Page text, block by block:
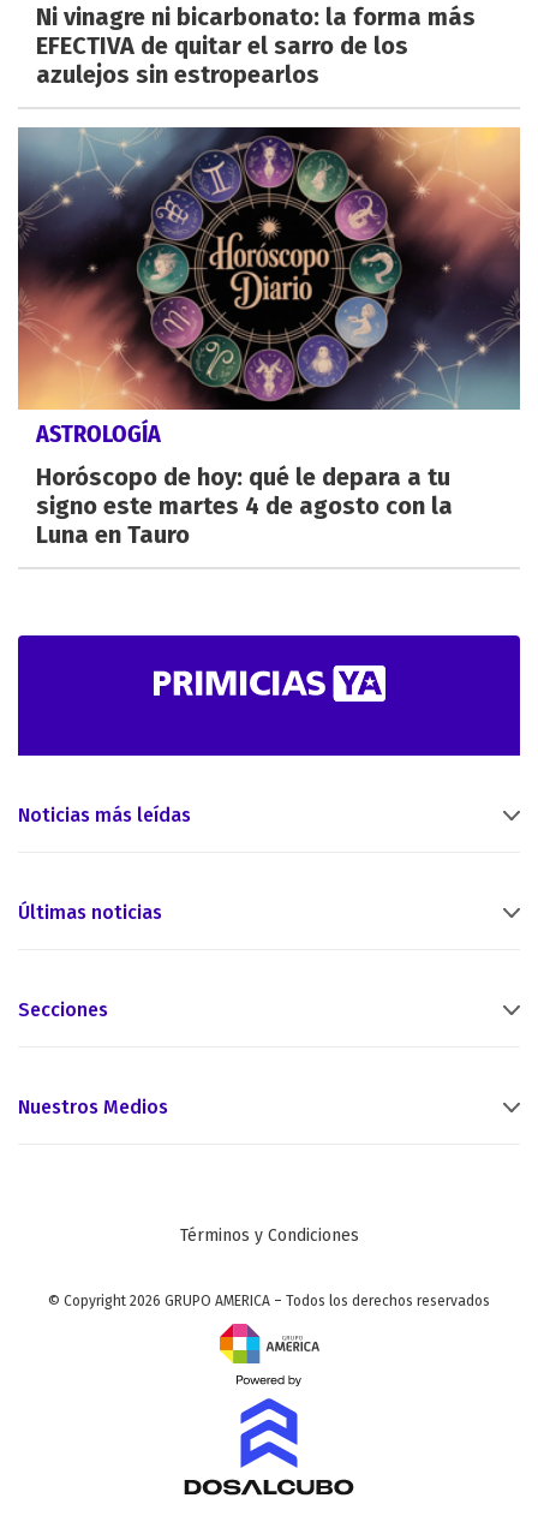
Ni vinagre ni bicarbonato: la forma más
EFECTIVA de quitar el sarro de los
azulejos sin estropearlos
ASTROLOGÍA
Horóscopo de hoy: qué le depara a tu
signo este martes 4 de agosto con la
Luna en Tauro
Noticias más leídas
Últimas noticias
Secciones
Nuestros Medios
Términos y Condiciones
© Copyright 2026 GRUPO AMERICA – Todos los derechos reservados